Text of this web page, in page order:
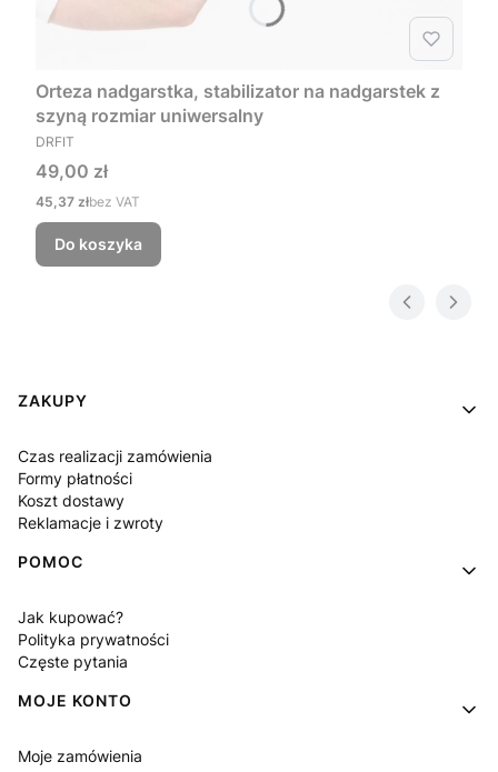
Orteza nadgarstka, stabilizator na nadgarstek z
szyną rozmiar uniwersalny
PRODUCENT
DRFIT
Cena
49,00 zł
Cena
45,37 złbez VAT
Do koszyka
Linki w stopce
ZAKUPY
Czas realizacji zamówienia
Formy płatności
Koszt dostawy
Reklamacje i zwroty
POMOC
Jak kupować?
Polityka prywatności
Częste pytania
MOJE KONTO
Moje zamówienia